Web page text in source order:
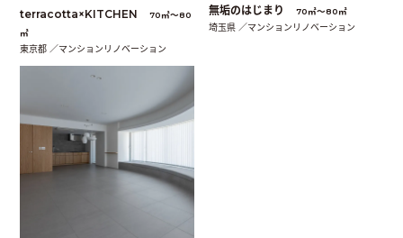
terracotta×KITCHEN
70㎡〜80
㎡
東京都 ／マンションリノベーション
無垢のはじまり 70㎡〜80㎡
埼玉県 ／マンションリノベーション